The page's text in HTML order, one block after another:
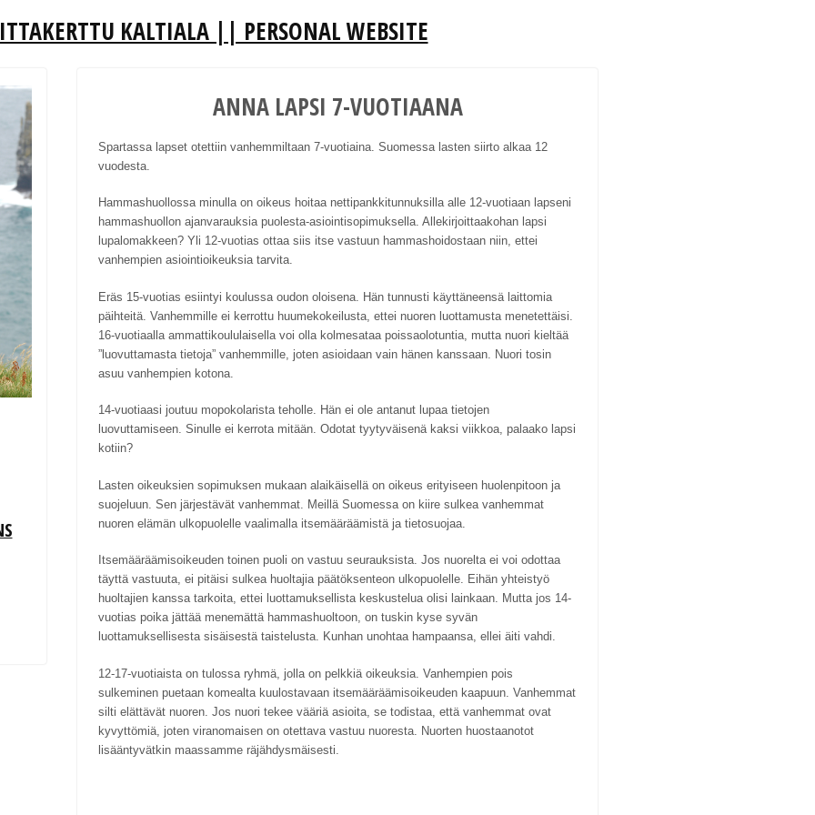
KALTIALA || PERSONAL WEBSITE
ANNA LAPSI 7-VUOTIAANA
Spartassa lapset otettiin vanhemmiltaan 7-vuotiaina. Suomessa lasten siirto alkaa 12
vuodesta.
Hammashuollossa minulla on oikeus hoitaa nettipankkitunnuksilla alle 12-vuotiaan lapseni
hammashuollon ajanvarauksia puolesta-asiointisopimuksella. Allekirjoittaakohan lapsi
lupalomakkeen? Yli 12-vuotias ottaa siis itse vastuun hammashoidostaan niin, ettei
vanhempien asiointioikeuksia tarvita.
Eräs 15-vuotias esiintyi koulussa oudon oloisena. Hän tunnusti käyttäneensä laittomia
päihteitä. Vanhemmille ei kerrottu huumekokeilusta, ettei nuoren luottamusta menetettäisi.
16-vuotiaalla ammattikoululaisella voi olla kolmesataa poissaolotuntia, mutta nuori kieltää
”luovuttamasta tietoja” vanhemmille, joten asioidaan vain hänen kanssaan. Nuori tosin
asuu vanhempien kotona.
14-vuotiaasi joutuu mopokolarista teholle. Hän ei ole antanut lupaa tietojen
luovuttamiseen. Sinulle ei kerrota mitään. Odotat tyytyväisenä kaksi viikkoa, palaako lapsi
kotiin?
Lasten oikeuksien sopimuksen mukaan alaikäisellä on oikeus erityiseen huolenpitoon ja
suojeluun. Sen järjestävät vanhemmat. Meillä Suomessa on kiire sulkea vanhemmat
nuoren elämän ulkopuolelle vaalimalla itsemääräämistä ja tietosuojaa.
Itsemääräämisoikeuden toinen puoli on vastuu seurauksista. Jos nuorelta ei voi odottaa
täyttä vastuuta, ei pitäisi sulkea huoltajia päätöksenteon ulkopuolelle. Eihän yhteistyö
huoltajien kanssa tarkoita, ettei luottamuksellista keskustelua olisi lainkaan. Mutta jos 14-
vuotias poika jättää menemättä hammashuoltoon, on tuskin kyse syvän
luottamuksellisesta sisäisestä taistelusta. Kunhan unohtaa hampaansa, ellei äiti vahdi.
12-17-vuotiaista on tulossa ryhmä, jolla on pelkkiä oikeuksia. Vanhempien pois
sulkeminen puetaan komealta kuulostavaan itsemääräämisoikeuden kaapuun. Vanhemmat
silti elättävät nuoren. Jos nuori tekee vääriä asioita, se todistaa, että vanhemmat ovat
kyvyttömiä, joten viranomaisen on otettava vastuu nuoresta. Nuorten huostaanotot
lisääntyvätkin maassamme räjähdysmäisesti.